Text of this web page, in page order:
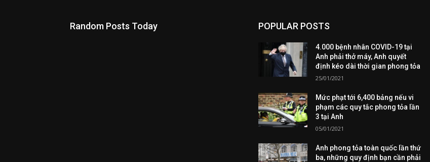
Random Posts Today POPULAR POSTS
4.000 bệnh nhân COVID-19 tại
Anh phải thở máy, Anh quyết
định kéo dài thời gian phong tỏa
25/01/2021
Mức phạt tới 6,400 bảng nếu vi
phạm các quy tắc phong tỏa lần
3 tại Anh
05/01/2021
Anh phong tỏa toàn quốc lần thứ
ba, những quy định bạn cần phải